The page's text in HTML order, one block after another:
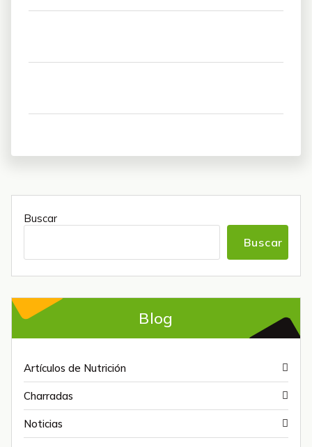
Buscar
Buscar
Blog
Artículos de Nutrición
Charradas
Noticias